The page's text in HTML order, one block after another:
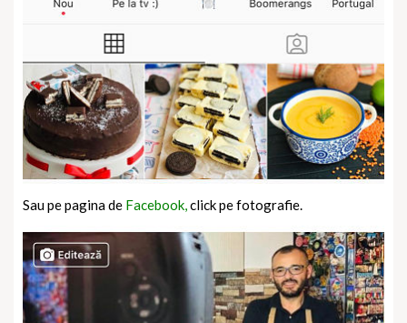
Sau pe pagina de Facebook,click pe fotografie.